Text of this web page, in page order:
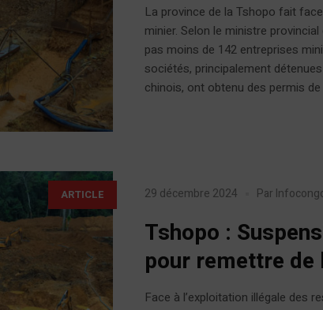
La province de la Tshopo fait
minier. Selon le ministre
pas moins de 142 entreprises
sociétés, principalement
chinois, ont obtenu des permis
ARTICLE 29 décembre 2024 Par
Tshopo :
pour remettre de
Face à l’exploitation illégale des